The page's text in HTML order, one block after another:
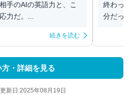
手のAIの英語力と、こ
力だ。...
続きを読む
終わって
分だった
方・詳細を見る
新日:2025年08月19日